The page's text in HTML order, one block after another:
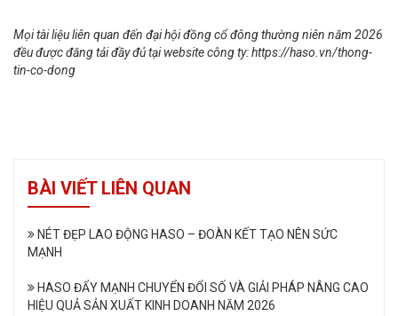
Mọi tài liệu liên quan đến đại hội đồng cổ đông thường niên năm 2026
đều được đăng tải đầy đủ tại website công ty: https://haso.vn/thong-
tin-co-dong
BÀI VIẾT LIÊN QUAN
NÉT ĐẸP LAO ĐỘNG HASO – ĐOÀN KẾT TẠO NÊN SỨC
MẠNH
HASO ĐẨY MẠNH CHUYỂN ĐỔI SỐ VÀ GIẢI PHÁP NÂNG CAO
HIỆU QUẢ SẢN XUẤT KINH DOANH NĂM 2026